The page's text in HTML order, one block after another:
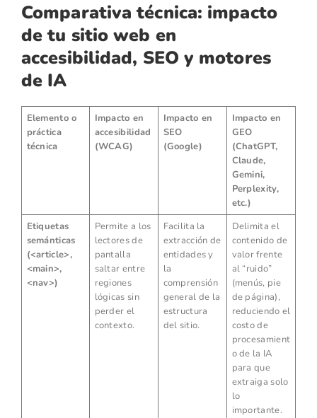
Comparativa técnica: impacto
de tu sitio web en
accesibilidad, SEO y motores
de IA
Elemento o
práctica
técnica
Impacto en
accesibilidad
(WCAG)
Impacto en
SEO
(Google)
Impacto en
GEO
(ChatGPT,
Claude,
Gemini,
Perplexity,
etc.)
Etiquetas
semánticas
(<article>,
<main>,
<nav>)
Permite a los
lectores de
pantalla
saltar entre
regiones
lógicas sin
perder el
contexto.
Facilita la
extracción de
entidades y
la
comprensión
general de la
estructura
del sitio.
Delimita el
contenido de
valor frente
al “ruido”
(menús, pie
de página),
reduciendo el
costo de
procesamient
o de la IA
para que
extraiga solo
lo
importante.